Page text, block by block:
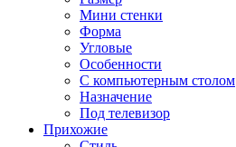
Мини стенки
Форма
Угловые
Особенности
С компьютерным столом
Назначение
Под телевизор
Прихожие